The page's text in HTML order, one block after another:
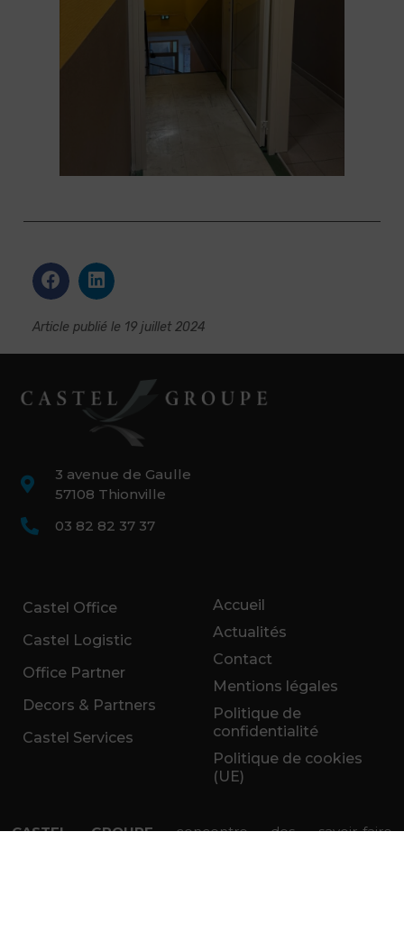
Article publié le 19 juillet 2024
3 avenue de Gaulle
57108 Thionville
03 82 82 37 37
Castel Office
Castel Logistic
Office Partner
Decors & Partners
Castel Services
Accueil
Actualités
Contact
Mentions légales
Politique de
confidentialité
Politique de cookies
(UE)
CASTEL GROUPEconcentre des savoir-faire